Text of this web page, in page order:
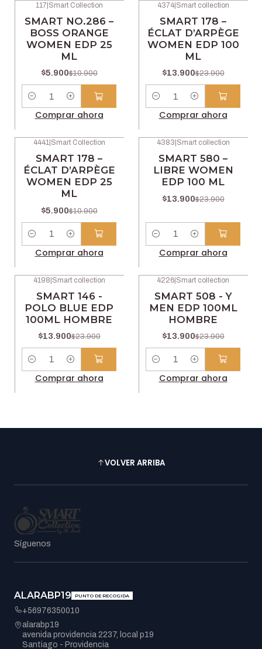
117|Smart Collection
SMART NO.286 –
BOSS ORANGE
WOMEN EDP 25
ML
$5.900$10.900
Comprar ahora
4374|Smart collection
SMART 178 –
ÉCLAT D’ARPÈGE
WOMEN EDP 100
ML
$13.900$23.900
Comprar ahora
4441| Smart Collection
SMART 178 –
ÉCLAT D’ARPÈGE
WOMEN EDP 25
ML
$5.900$10.900
Cantidad
Comprar ahora
4383 Smart collection
SMART 580 –
LIBRE WOMEN
EDP 100 ML
$13.900$23.900
Cantidad
Comprar ahora
4198|Smart collection
SMART 146 -
POLO BLUE EDP
100ML HOMBRE
$13.900$23.900
Cantidad
Comprar ahora
4226|Smart collection
SMART 508 - Y
MEN EDP 100ML
HOMBRE
$13.900$23.900
Cantidad
Comprar ahora
VOLVER ARRIBA
Síguenos
ALARABP19 PUNTO DE RECOGIDA
+56976350010
alarabp19
avenida providencia 2237, local p19
Santiago - Providencia